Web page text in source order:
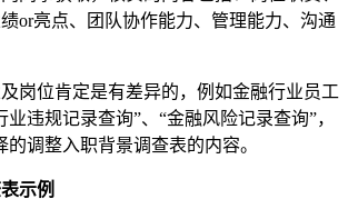
or亮点、团队协作能力、管理能力、沟通
位肯定是有差异的，例如金融行业员工
违规记录查询”、“金融风险记录查询”，
调整入职背景调查表的内容。
示例